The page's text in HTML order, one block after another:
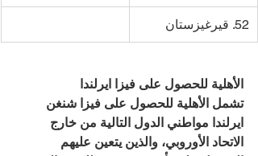
52. قيرغيزستان
الأهلية للحصول على فيزا ايرلندا
تشمل الأهلية للحصول على فيزا شنغن
ايرلندا مواطني الدول التالية من خارج
الاتحاد الأوروبي، والذين يتعين عليهم